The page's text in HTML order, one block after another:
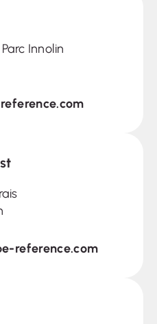
Innolin
reference.com